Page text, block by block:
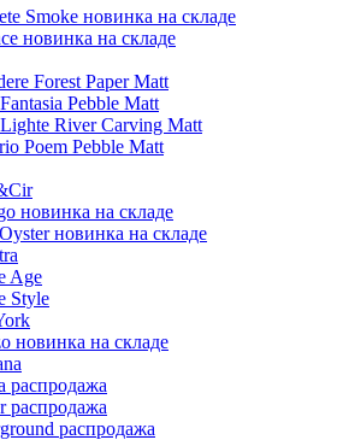
Smoke новинка на складе
новинка на складе
Forest Paper Matt
Pebble Matt
River Carving Matt
Poem Pebble Matt
новинка на складе
новинка на складе
Age
Style
новинка на складе
распродажа
распродажа
распродажа